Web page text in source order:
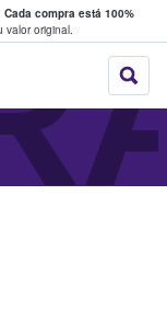
Cada compra está 100%
valor original.
donde